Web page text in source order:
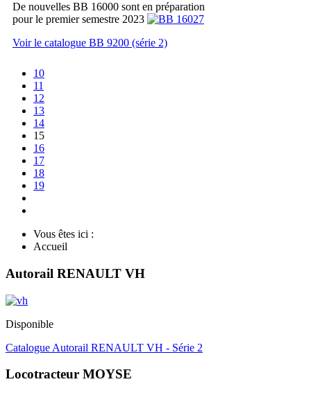
De nouvelles BB 16000 sont en préparation
pour le premier semestre 2023
Voir le catalogue BB 9200 (série 2)
10
11
12
13
14
15
16
17
18
19
Vous êtes ici :
Accueil
Autorail RENAULT VH
Disponible
Catalogue Autorail RENAULT VH - Série 2
Locotracteur MOYSE